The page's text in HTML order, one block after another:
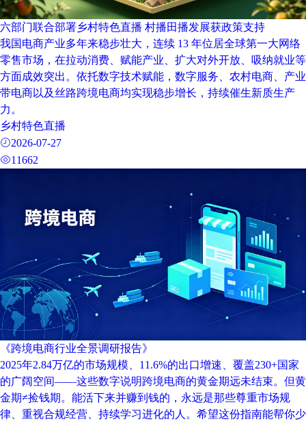
六部门联合部署乡村特色直播 村播田播发展获政策支持
我国电商产业多年来稳步壮大，连续 13 年位居全球第一大网络
零售市场，在拉动消费、赋能产业、扩大对外开放、吸纳就业等
方面成效突出。依托数字技术赋能，数字服务、农村电商、产业
带电商以及丝路跨境电商均实现稳步增长，持续催生新质生产
力。
乡村特色直播
2026-07-27
11662
《跨境电商行业全景调研报告》
2025年2.84万亿的市场规模、11.6%的出口增速、覆盖230+国家
的广阔空间——这些数字说明跨境电商的黄金期远未结束。但黄
金期≠捡钱期。能活下来并赚到钱的，永远是那些尊重市场规
律、重视合规经营、持续学习进化的人。希望这份指南能帮你少